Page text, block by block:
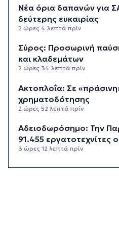
Νέα όρια δαπανών για
δεύτερης ευκαιρίας
2 ώρες 4 λεπτά πρίν
Σύρος: Προσωρινή
και κλαδεμάτων
2 ώρες 34 λεπτά πρίν
Aκτοπλοΐα: Σε
χρηματοδότησης
2 ώρες 52 λεπτά πρίν
Αδειοδωρόσημο: Την
91.455 εργατοτεχνίτες
3 ώρες 12 λεπτά πρίν
Το εξωτικό φρούτο που